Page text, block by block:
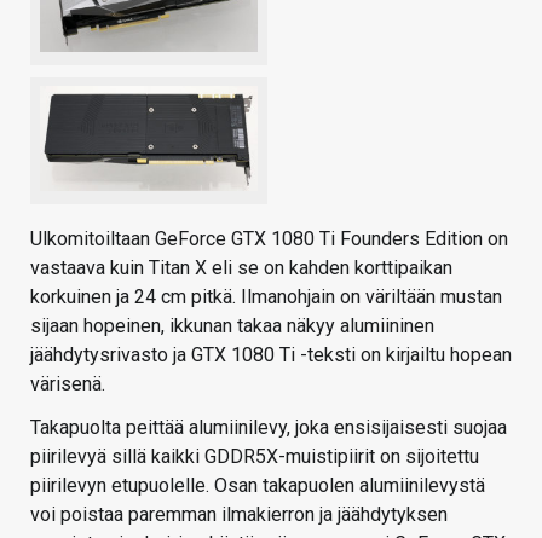
Ulkomitoiltaan GeForce GTX 1080 Ti Founders Edition on
vastaava kuin Titan X eli se on kahden korttipaikan
korkuinen ja 24 cm pitkä. Ilmanohjain on väriltään mustan
sijaan hopeinen, ikkunan takaa näkyy alumiininen
jäähdytysrivasto ja GTX 1080 Ti -teksti on kirjailtu hopean
värisenä.
Takapuolta peittää alumiinilevy, joka ensisijaisesti suojaa
piirilevyä sillä kaikki GDDR5X-muistipiirit on sijoitettu
piirilevyn etupuolelle. Osan takapuolen alumiinilevystä
voi poistaa paremman ilmakierron ja jäähdytyksen